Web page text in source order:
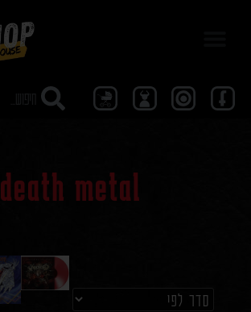
death metal